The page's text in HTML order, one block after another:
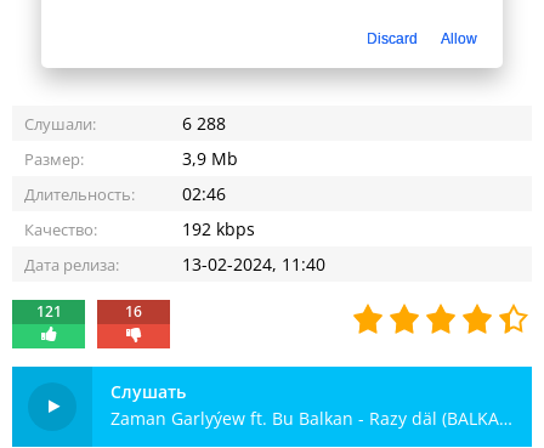
Слушали: 6 288
Размер: 3,9 Mb
Длительность: 02:46
Качество: 192 kbps
Дата релиза: 13-02-2024, 11:40
121 16
Слушать
Zaman Garlyýew ft. Bu Balkan - Razy däl (BALKANMUSIC)
Discard Allow